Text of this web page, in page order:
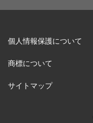
個人情報保護について
商標について
サイトマップ